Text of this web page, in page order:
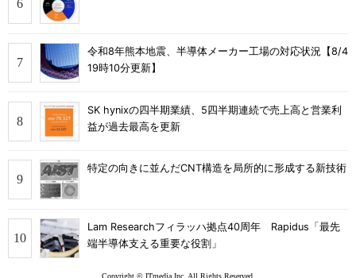
令和8年熊本地震、半導体メーカー工場の対応状況【8/4
19時10分更新】
SK hynixの四半期業績、5四半期連続で売上高と営業利
益が過去最高を更新
特定の向きに並んだCNT構造を局所的に形成する新技術
Lam Researchフィラッハ拠点40周年 Rapidus「最先
端半導体支える重要な役割」
Copyright © ITmedia Inc. All Rights Reserved.